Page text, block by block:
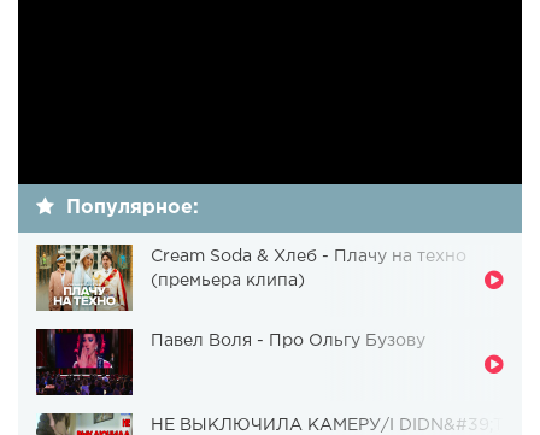
Популярное:
Cream Soda & Хлеб - Плачу на техно
(премьера клипа)
Павел Воля - Про Ольгу Бузову
НЕ ВЫКЛЮЧИЛА КАМЕРУ/I DIDN&#39;T